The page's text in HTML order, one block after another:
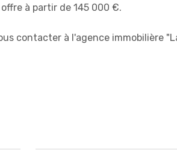
à partir de 145 000 €.
contacter à l'agence immobilière